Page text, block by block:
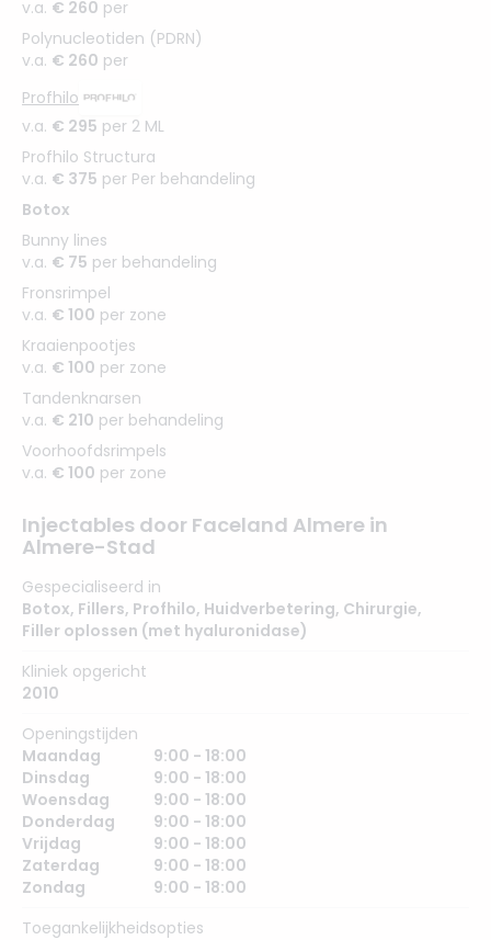
v.a. € 260 per
Polynucleotiden (PDRN)
v.a. € 260 per
Profhilo
v.a. € 295 per 2 ML
Profhilo Structura
v.a. € 375 per Per behandeling
Botox
Bunny lines
v.a. € 75 per behandeling
Fronsrimpel
v.a. € 100 per zone
Kraaienpootjes
v.a. € 100 per zone
Tandenknarsen
v.a. € 210 per behandeling
Voorhoofdsrimpels
v.a. € 100 per zone
Injectables door Faceland Almere in
Almere-Stad
Gespecialiseerd in
Botox, Fillers, Profhilo, Huidverbetering, Chirurgie,
Filler oplossen (met hyaluronidase)
Kliniek opgericht
2010
Openingstijden
Maandag
9:00 - 18:00
Dinsdag
9:00 - 18:00
Woensdag
9:00 - 18:00
Donderdag
9:00 - 18:00
Vrijdag
9:00 - 18:00
Zaterdag
9:00 - 18:00
Zondag
9:00 - 18:00
Toegankelijkheidsopties